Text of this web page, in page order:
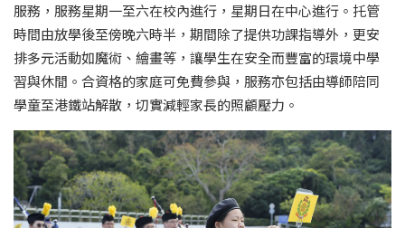
服務，服務星期一至六在校內進行，星期日在中心進行。托管
時間由放學後至傍晚六時半，期間除了提供功課指導外，更安
排多元活動如魔術、繪畫等，讓學生在安全而豐富的環境中學
習與休閒。合資格的家庭可免費參與，服務亦包括由導師陪同
學童至港鐵站解散，切實減輕家長的照顧壓力。